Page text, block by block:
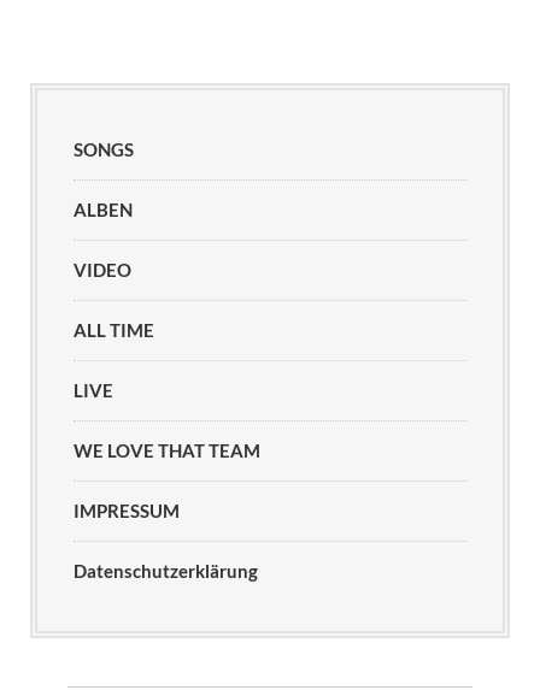
SONGS
ALBEN
VIDEO
ALL TIME
LIVE
WE LOVE THAT TEAM
IMPRESSUM
Datenschutzerklärung